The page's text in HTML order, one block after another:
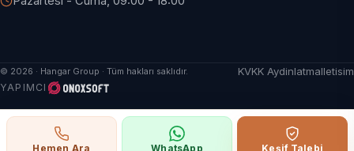
© 2026 · Hangar Group · Tüm hakları saklıdır. KVKK AydinlatmaIletisim
YAPIMCI
Hemen Ara WhatsApp Keşif Talebi